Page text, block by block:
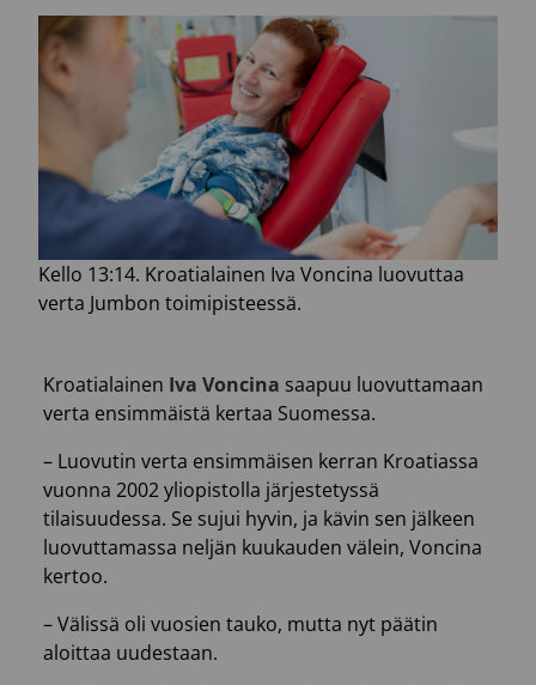
Kello 13:14. Kroatialainen Iva Voncina luovuttaa
verta Jumbon toimipisteessä.
Kroatialainen Iva Voncina saapuu luovuttamaan
verta ensimmäistä kertaa Suomessa.
– Luovutin verta ensimmäisen kerran Kroatiassa
vuonna 2002 yliopistolla järjestetyssä
tilaisuudessa. Se sujui hyvin, ja kävin sen jälkeen
luovuttamassa neljän kuukauden välein, Voncina
kertoo.
– Välissä oli vuosien tauko, mutta nyt päätin
aloittaa uudestaan.